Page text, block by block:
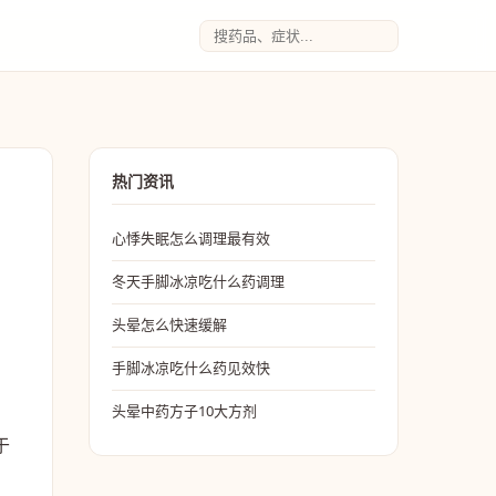
热门资讯
心悸失眠怎么调理最有效
冬天手脚冰凉吃什么药调理
头晕怎么快速缓解
手脚冰凉吃什么药见效快
头晕中药方子10大方剂